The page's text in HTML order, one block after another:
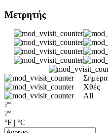
Μετρητής
Σήμερα
Χθές
All
?°
?°
°F | °C